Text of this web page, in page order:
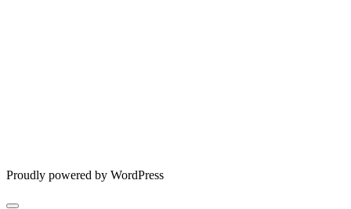
Proudly powered by WordPress